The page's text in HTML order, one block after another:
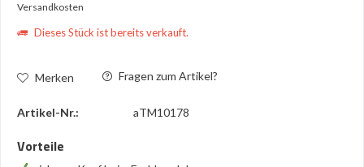
Versandkosten
Dieses Stück ist bereits verkauft.
Merken Fragen zum Artikel?
Artikel-Nr.: aTM10178
Vorteile